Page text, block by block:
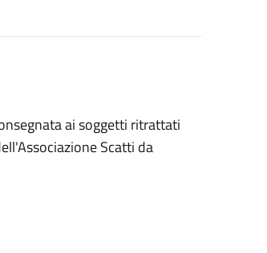
ai soggetti ritrattati
Scatti da